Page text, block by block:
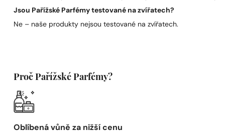
Jsou Pařížské Parfémy testované na zvířatech?
Ne – naše produkty nejsou testované na zvířatech.
Proč Pařížské Parfémy?
Oblíbená vůně za nižší cenu